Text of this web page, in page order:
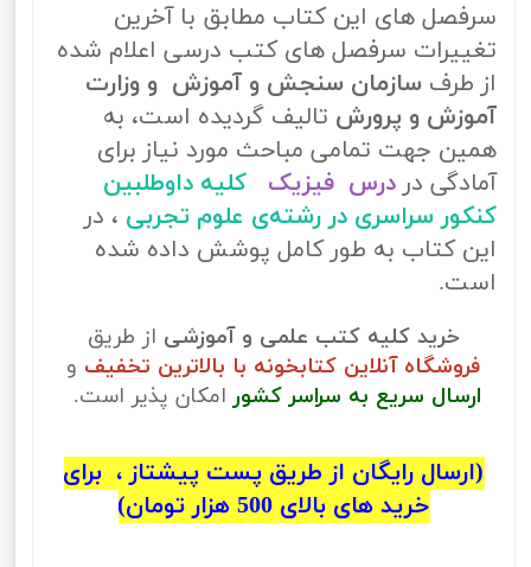
سرفصل های این کتاب مطابق با آخرین
تغییرات سرفصل های کتب درسی اعلام شده
از طرف سازمان سنجش و آموزش و وزارت
آموزش و پرورش تالیف گردیده است، به
همین جهت تمامی مباحث مورد نیاز برای
آمادگی در درس فیزیک
کلیه داوطلبین
کنکور سراسری در رشته‌ی علوم تجربی ، در
این کتاب به طور کامل پوشش داده شده
است.
خرید کلیه کتب علمی و آموزشی از طریق
فروشگاه آنلاین کتابخونه با بالاترین تخفیف و
ارسال سریع به سراسر کشور امکان پذیر است.
(ارسال رایگان از طریق پست پیشتاز ، برای
خرید های بالای 500 هزار تومان)